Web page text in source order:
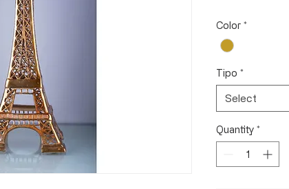
Color *
Tipo *
Select
Quantity *